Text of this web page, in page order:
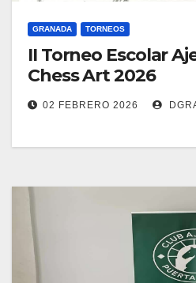
GRANADA TORNEOS
II Torneo Escolar
Chess Art 2026
02 FEBRERO 2026